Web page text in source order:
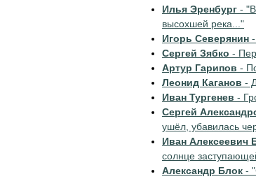
Илья Эренбург -
высохшей река..."
Игорь Северянин
Сергей Зябко -
Артур Гарипов -
Леонид Каганов -
Иван Тургенев -
Сергей
ушёл, убавилась
Иван Алексеевич
солнце
Александр Блок -